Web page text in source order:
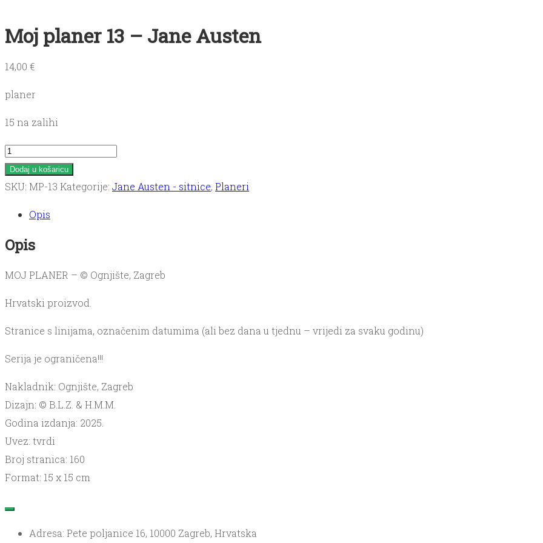
Moj planer 13 – Jane Austen
14,00 €
planer
15 na zalihi
Moj
planer
13
Austen
Dodaj u košaricu
SKU: MP-13 Kategorije: Jane Austen - sitnice, Planeri
Opis
Opis
MOJ PLANER – © Ognjište, Zagreb
Hrvatski proizvod.
Stranice s linijama, označenim datumima (ali bez dana u tjednu – vrijedi za svaku godinu)
Serija je ograničena!!!
Nakladnik: Ognjište, Zagreb
Dizajn: © B.L.Z. & H.M.M.
Godina izdanja: 2025.
Uvez: tvrdi
Broj stranica: 160
Format: 15 x 15 cm
Adresa: Pete poljanice 16, 10000 Zagreb, Hrvatska